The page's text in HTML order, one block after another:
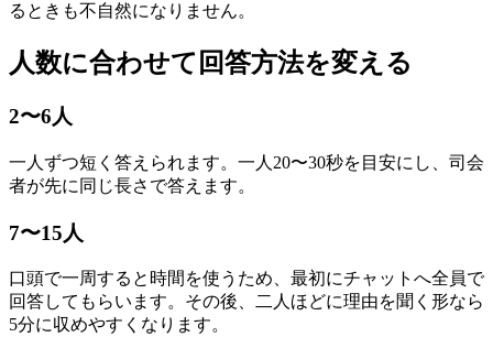
るときも不自然になりません。
人数に合わせて回答方法を変える
2〜6人
一人ずつ短く答えられます。一人20〜30秒を目安にし、司会
者が先に同じ長さで答えます。
7〜15人
口頭で一周すると時間を使うため、最初にチャットへ全員で
回答してもらいます。その後、二人ほどに理由を聞く形なら
5分に収めやすくなります。